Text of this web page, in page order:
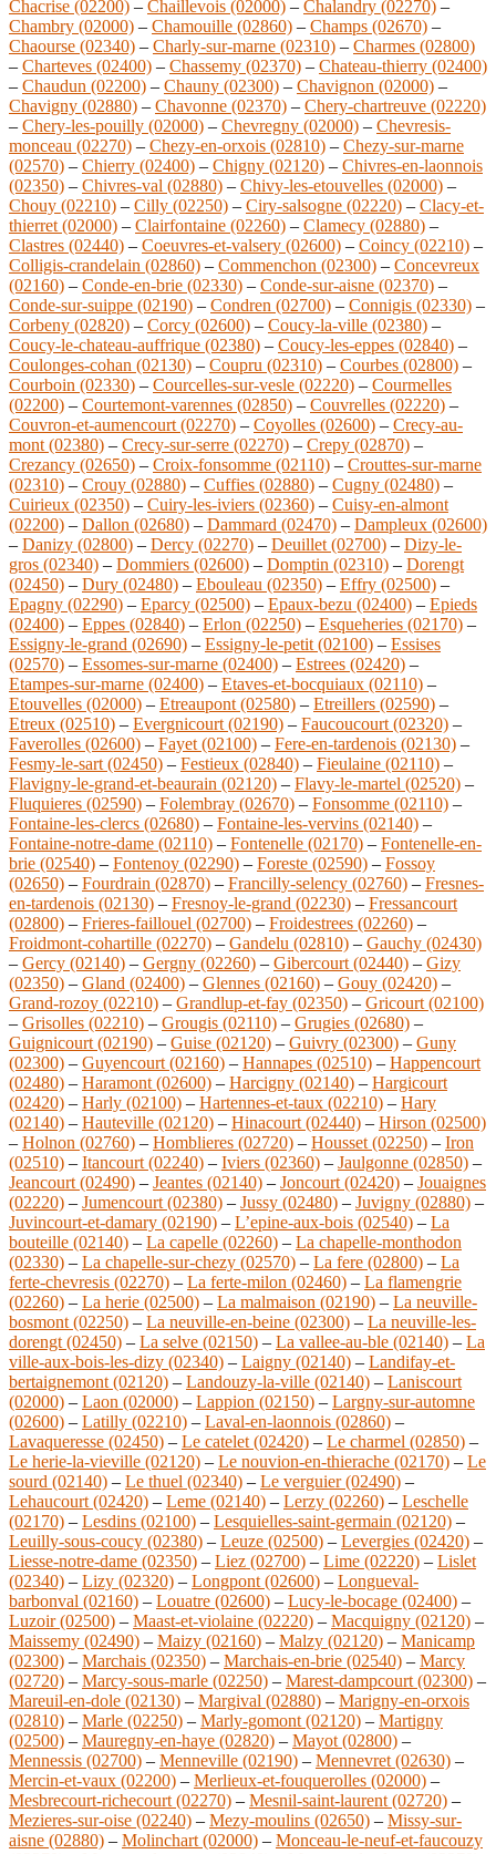
Chacrise (02200) – Chaillevois (02000) – Chalandry (02270) –
Chambry (02000) – Chamouille (02860) – Champs (02670) –
Chaourse (02340) – Charly-sur-marne (02310) – Charmes (02800)
– Charteves (02400) – Chassemy (02370) – Chateau-thierry (02400)
– Chaudun (02200) – Chauny (02300) – Chavignon (02000) –
Chavigny (02880) – Chavonne (02370) – Chery-chartreuve (02220)
– Chery-les-pouilly (02000) – Chevregny (02000) – Chevresis-
monceau (02270) – Chezy-en-orxois (02810) – Chezy-sur-marne
(02570) – Chierry (02400) – Chigny (02120) – Chivres-en-laonnois
(02350) – Chivres-val (02880) – Chivy-les-etouvelles (02000) –
Chouy (02210) – Cilly (02250) – Ciry-salsogne (02220) – Clacy-et-
thierret (02000) – Clairfontaine (02260) – Clamecy (02880) –
Clastres (02440) – Coeuvres-et-valsery (02600) – Coincy (02210) –
Colligis-crandelain (02860) – Commenchon (02300) – Concevreux
(02160) – Conde-en-brie (02330) – Conde-sur-aisne (02370) –
Conde-sur-suippe (02190) – Condren (02700) – Connigis (02330) –
Corbeny (02820) – Corcy (02600) – Coucy-la-ville (02380) –
Coucy-le-chateau-auffrique (02380) – Coucy-les-eppes (02840) –
Coulonges-cohan (02130) – Coupru (02310) – Courbes (02800) –
Courboin (02330) – Courcelles-sur-vesle (02220) – Courmelles
(02200) – Courtemont-varennes (02850) – Couvrelles (02220) –
Couvron-et-aumencourt (02270) – Coyolles (02600) – Crecy-au-
mont (02380) – Crecy-sur-serre (02270) – Crepy (02870) –
Crezancy (02650) – Croix-fonsomme (02110) – Crouttes-sur-marne
(02310) – Crouy (02880) – Cuffies (02880) – Cugny (02480) –
Cuirieux (02350) – Cuiry-les-iviers (02360) – Cuisy-en-almont
(02200) – Dallon (02680) – Dammard (02470) – Dampleux (02600)
– Danizy (02800) – Dercy (02270) – Deuillet (02700) – Dizy-le-
gros (02340) – Dommiers (02600) – Domptin (02310) – Dorengt
(02450) – Dury (02480) – Ebouleau (02350) – Effry (02500) –
Epagny (02290) – Eparcy (02500) – Epaux-bezu (02400) – Epieds
(02400) – Eppes (02840) – Erlon (02250) – Esqueheries (02170) –
Essigny-le-grand (02690) – Essigny-le-petit (02100) – Essises
(02570) – Essomes-sur-marne (02400) – Estrees (02420) –
Etampes-sur-marne (02400) – Etaves-et-bocquiaux (02110) –
Etouvelles (02000) – Etreaupont (02580) – Etreillers (02590) –
Etreux (02510) – Evergnicourt (02190) – Faucoucourt (02320) –
Faverolles (02600) – Fayet (02100) – Fere-en-tardenois (02130) –
Fesmy-le-sart (02450) – Festieux (02840) – Fieulaine (02110) –
Flavigny-le-grand-et-beaurain (02120) – Flavy-le-martel (02520) –
Fluquieres (02590) – Folembray (02670) – Fonsomme (02110) –
Fontaine-les-clercs (02680) – Fontaine-les-vervins (02140) –
Fontaine-notre-dame (02110) – Fontenelle (02170) – Fontenelle-en-
brie (02540) – Fontenoy (02290) – Foreste (02590) – Fossoy
(02650) – Fourdrain (02870) – Francilly-selency (02760) – Fresnes-
en-tardenois (02130) – Fresnoy-le-grand (02230) – Fressancourt
(02800) – Frieres-faillouel (02700) – Froidestrees (02260) –
Froidmont-cohartille (02270) – Gandelu (02810) – Gauchy (02430)
– Gercy (02140) – Gergny (02260) – Gibercourt (02440) – Gizy
(02350) – Gland (02400) – Glennes (02160) – Gouy (02420) –
Grand-rozoy (02210) – Grandlup-et-fay (02350) – Gricourt (02100)
– Grisolles (02210) – Grougis (02110) – Grugies (02680) –
Guignicourt (02190) – Guise (02120) – Guivry (02300) – Guny
(02300) – Guyencourt (02160) – Hannapes (02510) – Happencourt
(02480) – Haramont (02600) – Harcigny (02140) – Hargicourt
(02420) – Harly (02100) – Hartennes-et-taux (02210) – Hary
(02140) – Hauteville (02120) – Hinacourt (02440) – Hirson (02500)
– Holnon (02760) – Homblieres (02720) – Housset (02250) – Iron
(02510) – Itancourt (02240) – Iviers (02360) – Jaulgonne (02850) –
Jeancourt (02490) – Jeantes (02140) – Joncourt (02420) – Jouaignes
(02220) – Jumencourt (02380) – Jussy (02480) – Juvigny (02880) –
Juvincourt-et-damary (02190) – L’epine-aux-bois (02540) – La
bouteille (02140) – La capelle (02260) – La chapelle-monthodon
(02330) – La chapelle-sur-chezy (02570) – La fere (02800) – La
ferte-chevresis (02270) – La ferte-milon (02460) – La flamengrie
(02260) – La herie (02500) – La malmaison (02190) – La neuville-
bosmont (02250) – La neuville-en-beine (02300) – La neuville-les-
dorengt (02450) – La selve (02150) – La vallee-au-ble (02140) – La
ville-aux-bois-les-dizy (02340) – Laigny (02140) – Landifay-et-
bertaignemont (02120) – Landouzy-la-ville (02140) – Laniscourt
(02000) – Laon (02000) – Lappion (02150) – Largny-sur-automne
(02600) – Latilly (02210) – Laval-en-laonnois (02860) –
Lavaqueresse (02450) – Le catelet (02420) – Le charmel (02850) –
Le herie-la-vieville (02120) – Le nouvion-en-thierache (02170) – Le
sourd (02140) – Le thuel (02340) – Le verguier (02490) –
Lehaucourt (02420) – Leme (02140) – Lerzy (02260) – Leschelle
(02170) – Lesdins (02100) – Lesquielles-saint-germain (02120) –
Leuilly-sous-coucy (02380) – Leuze (02500) – Levergies (02420) –
Liesse-notre-dame (02350) – Liez (02700) – Lime (02220) – Lislet
(02340) – Lizy (02320) – Longpont (02600) – Longueval-
barbonval (02160) – Louatre (02600) – Lucy-le-bocage (02400) –
Luzoir (02500) – Maast-et-violaine (02220) – Macquigny (02120) –
Maissemy (02490) – Maizy (02160) – Malzy (02120) – Manicamp
(02300) – Marchais (02350) – Marchais-en-brie (02540) – Marcy
(02720) – Marcy-sous-marle (02250) – Marest-dampcourt (02300) –
Mareuil-en-dole (02130) – Margival (02880) – Marigny-en-orxois
(02810) – Marle (02250) – Marly-gomont (02120) – Martigny
(02500) – Mauregny-en-haye (02820) – Mayot (02800) –
Mennessis (02700) – Menneville (02190) – Mennevret (02630) –
Mercin-et-vaux (02200) – Merlieux-et-fouquerolles (02000) –
Mesbrecourt-richecourt (02270) – Mesnil-saint-laurent (02720) –
Mezieres-sur-oise (02240) – Mezy-moulins (02650) – Missy-sur-
aisne (02880) – Molinchart (02000) – Monceau-le-neuf-et-faucouzy